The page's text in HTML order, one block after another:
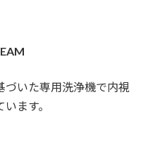
づいた専用洗浄機で内視
ます。